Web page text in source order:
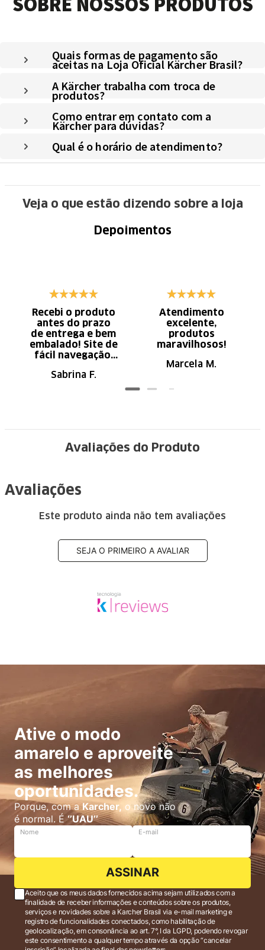
Quais formas de pagamento são
aceitas na Loja Oficial Kärcher Brasil?
A Kärcher trabalha com troca de
produtos?
Como entrar em contato com a
Kärcher para dúvidas?
Qual é o horário de atendimento?
Veja o que estão dizendo sobre a loja
Depoimentos
Recebi o produto
antes do prazo
de entrega e bem
embalado! Site de
fácil navegação.
Sabrina F.
Atendimento
excelente,
produtos
maravilhosos!
Marcela M.
Avaliações do Produto
Avaliações
Este produto ainda não tem avaliações
SEJA O PRIMEIRO A AVALIAR
Ative o modo
amarelo e aproveite
as melhores
oportunidades.
Porque, com aKarcher, o novo não
é normal. É‘’UAU’’
Nome E-mail
ASSINAR
Aceito que os meus dados fornecidos acima sejam utilizados com a
finalidade de receber informações e conteúdos sobre os produtos,
serviços e novidades sobre a Karcher Brasil via e-mail marketing e
registro de funcionalidades conectados, como habilitação de
geolocalização, em consonância ao art. 7°, I da LGPD, podendo revogar
este consentimento a qualquer tempo através da opção “cancelar